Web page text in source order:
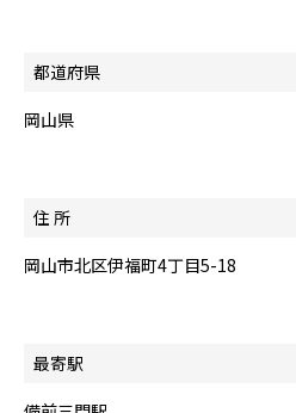
都道府県
岡山県
住 所
岡山市北区伊福町4丁目5-18
最寄駅